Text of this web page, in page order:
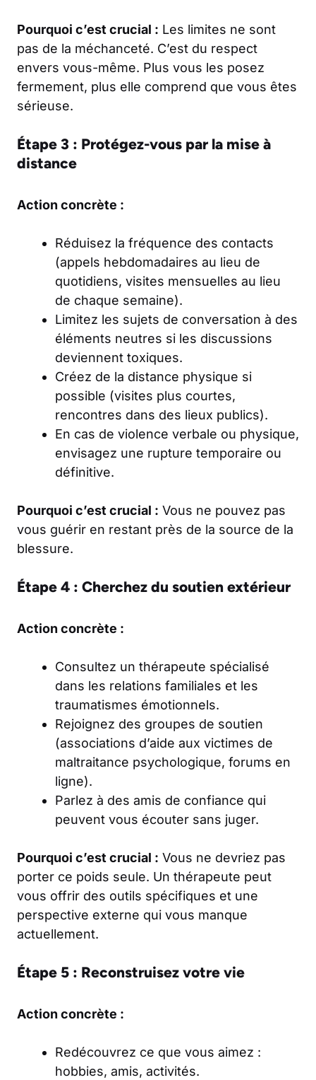
Pourquoi c’est crucial : Les limites ne sont
pas de la méchanceté. C’est du respect
envers vous-même. Plus vous les posez
fermement, plus elle comprend que vous êtes
sérieuse.
Étape 3 : Protégez-vous par la mise à
distance
Action concrète :
Réduisez la fréquence des contacts
(appels hebdomadaires au lieu de
quotidiens, visites mensuelles au lieu
de chaque semaine).
Limitez les sujets de conversation à des
éléments neutres si les discussions
deviennent toxiques.
Créez de la distance physique si
possible (visites plus courtes,
rencontres dans des lieux publics).
En cas de violence verbale ou physique,
envisagez une rupture temporaire ou
définitive.
Pourquoi c’est crucial : Vous ne pouvez pas
vous guérir en restant près de la source de la
blessure.
Étape 4 : Cherchez du soutien extérieur
Action concrète :
Consultez un thérapeute spécialisé
dans les relations familiales et les
traumatismes émotionnels.
Rejoignez des groupes de soutien
(associations d’aide aux victimes de
maltraitance psychologique, forums en
ligne).
Parlez à des amis de confiance qui
peuvent vous écouter sans juger.
Pourquoi c’est crucial : Vous ne devriez pas
porter ce poids seule. Un thérapeute peut
vous offrir des outils spécifiques et une
perspective externe qui vous manque
actuellement.
Étape 5 : Reconstruisez votre vie
Action concrète :
Redécouvrez ce que vous aimez :
hobbies, amis, activités.